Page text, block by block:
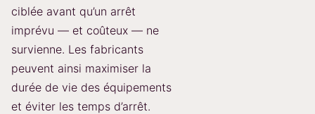
ciblée avant qu’un arrêt
imprévu — et coûteux — ne
survienne. Les fabricants
peuvent ainsi maximiser la
durée de vie des équipements
et éviter les temps d’arrêt.